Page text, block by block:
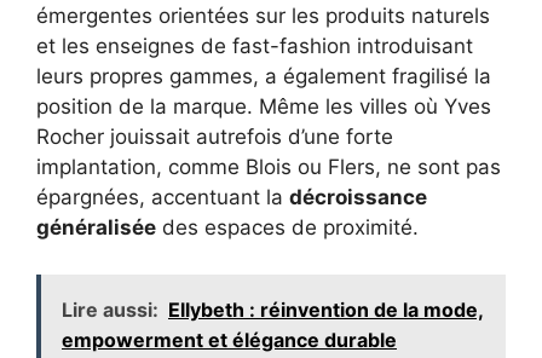
émergentes orientées sur les produits naturels
et les enseignes de fast-fashion introduisant
leurs propres gammes, a également fragilisé la
position de la marque. Même les villes où Yves
Rocher jouissait autrefois d’une forte
implantation, comme Blois ou Flers, ne sont pas
épargnées, accentuant la décroissance
généralisée des espaces de proximité.
Lire aussi: Ellybeth : réinvention de la mode,
empowerment et élégance durable